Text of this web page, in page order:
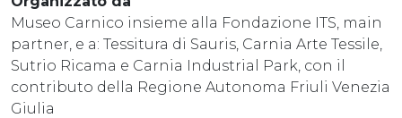
Museo Carnico insieme alla Fondazione ITS, main
partner, e a: Tessitura di Sauris, Carnia Arte Tessile,
Sutrio Ricama e Carnia Industrial Park, con il
contributo della Regione Autonoma Friuli Venezia
Giulia